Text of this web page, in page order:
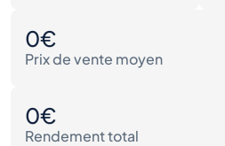
0€
Prix de vente moyen
0€
Rendement total